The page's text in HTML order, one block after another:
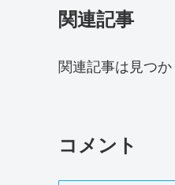
関連記事
関連記事は見つか
コメント